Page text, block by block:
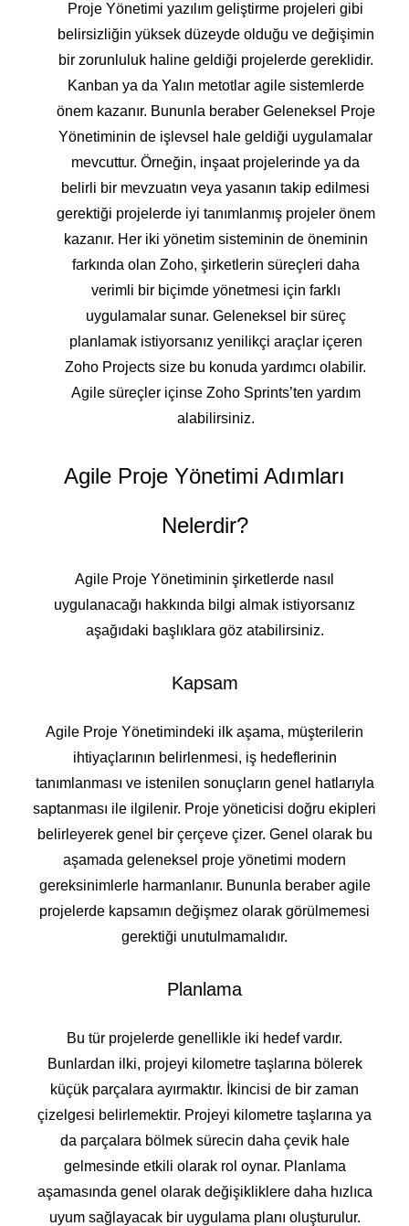
Proje Yönetimi yazılım geliştirme projeleri gibi
belirsizliğin yüksek düzeyde olduğu ve değişimin
bir zorunluluk haline geldiği projelerde gereklidir.
Kanban ya da Yalın metotlar agile sistemlerde
önem kazanır. Bununla beraber Geleneksel Proje
Yönetiminin de işlevsel hale geldiği uygulamalar
mevcuttur. Örneğin, inşaat projelerinde ya da
belirli bir mevzuatın veya yasanın takip edilmesi
gerektiği projelerde iyi tanımlanmış projeler önem
kazanır. Her iki yönetim sisteminin de öneminin
farkında olan Zoho, şirketlerin süreçleri daha
verimli bir biçimde yönetmesi için farklı
uygulamalar sunar. Geleneksel bir süreç
planlamak istiyorsanız yenilikçi araçlar içeren
Zoho Projects size bu konuda yardımcı olabilir.
Agile süreçler içinse Zoho Sprints’ten yardım
alabilirsiniz.
Agile Proje Yönetimi Adımları
Nelerdir?
Agile Proje Yönetiminin şirketlerde nasıl
uygulanacağı hakkında bilgi almak istiyorsanız
aşağıdaki başlıklara göz atabilirsiniz.
Kapsam
Agile Proje Yönetimindeki ilk aşama, müşterilerin
ihtiyaçlarının belirlenmesi, iş hedeflerinin
tanımlanması ve istenilen sonuçların genel hatlarıyla
saptanması ile ilgilenir. Proje yöneticisi doğru ekipleri
belirleyerek genel bir çerçeve çizer. Genel olarak bu
aşamada geleneksel proje yönetimi modern
gereksinimlerle harmanlanır. Bununla beraber agile
projelerde kapsamın değişmez olarak görülmemesi
gerektiği unutulmamalıdır.
Planlama
Bu tür projelerde genellikle iki hedef vardır.
Bunlardan ilki, projeyi kilometre taşlarına bölerek
küçük parçalara ayırmaktır. İkincisi de bir zaman
çizelgesi belirlemektir. Projeyi kilometre taşlarına ya
da parçalara bölmek sürecin daha çevik hale
gelmesinde etkili olarak rol oynar. Planlama
aşamasında genel olarak değişikliklere daha hızlıca
uyum sağlayacak bir uygulama planı oluşturulur.